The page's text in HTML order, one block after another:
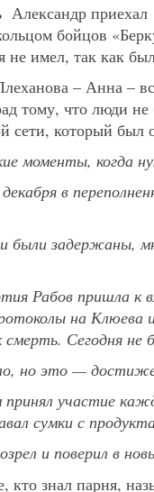
Александр
бойцов
не имел, так как
– Анна –
тому, что люди не
сети, который был
моменты, когда
в
были задержаны,
Рабов пришла к
на Клюева
смерть. Сегодня не
но это —
принял участие
сумки с
и поверил в
кто знал парня,